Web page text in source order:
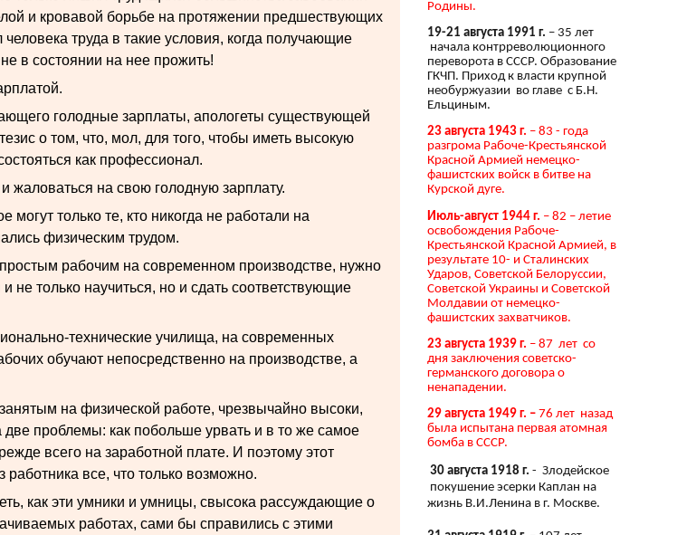
и кровавой борьбе на протяжении предшествующих
человека труда в такие условия, когда получающие
в состоянии на нее прожить!
голодные зарплаты, апологеты существующей
о том, что, мол, для того, чтобы иметь высокую
как профессионал.
и жаловаться на свою голодную зарплату.
могут только те, кто никогда не работали на
физическим трудом.
рабочим на современном производстве, нужно
не только научиться, но и сдать соответствующие
технические училища, на современных
обучают непосредственно на производстве, а
на физической работе, чрезвычайно высоки,
две проблемы: как побольше урвать и в то же самое
всего на заработной плате. И поэтому этот
работника все, что только возможно.
как эти умники и умницы, свысока рассуждающие о
работах, сами бы справились с этими
Родины.
19-21 августа 1991 г. – 35 лет
начала контрреволюционного
переворота в СССР. Образование
ГКЧП. Приход к власти крупной
необуржуазии во главе с Б.Н.
Ельциным.
23 августа 1943 г. – 83 - года
разгрома Рабоче-Крестьянской
Красной Армией немецко-
фашистских войск в битве на
Курской дуге.
Июль-август 1944 г. – 82 – летие
освобождения Рабоче-
Крестьянской Красной Армией, в
результате 10- и Сталинских
Ударов, Советской Белоруссии,
Советской Украины и Советской
Молдавии от немецко-
фашистских захватчиков.
23 августа 1939 г. – 87 лет со
дня заключения советско-
германского договора о
ненападении.
29 августа 1949 г. – 76 лет назад
была испытана первая атомная
бомба в СССР.
30 августа 1918 г. - Злодейское
покушение эсерки Каплан на
жизнь В.И.Ленина в г. Москве.